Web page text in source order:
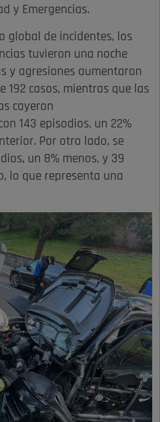
y Emergencias.
global de incidentes, los
tuvieron una noche
y agresiones aumentaron
192 casos, mientras que las
cayeron
143 episodios, un 22%
Por otro lado, se
un 8% menos, y 39
lo que representa una